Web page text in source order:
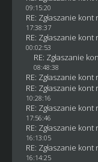
09:15:20
RE: Zgłaszanie
17:38:37
RE: Zgłaszanie
00:02:53
RE: Zgłaszanie
08:48:38
RE: Zgłaszanie
RE: Zgłaszanie
10:28:16
RE: Zgłaszanie
17:56:46
RE: Zgłaszanie
16:13:05
RE: Zgłaszanie
16:14:25